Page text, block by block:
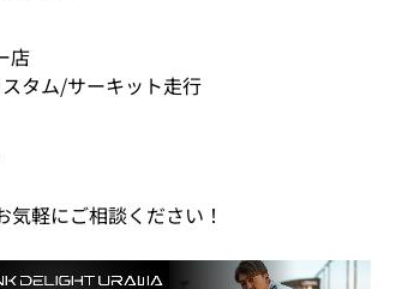
店
タム/サーキット走行
軽にご相談ください！